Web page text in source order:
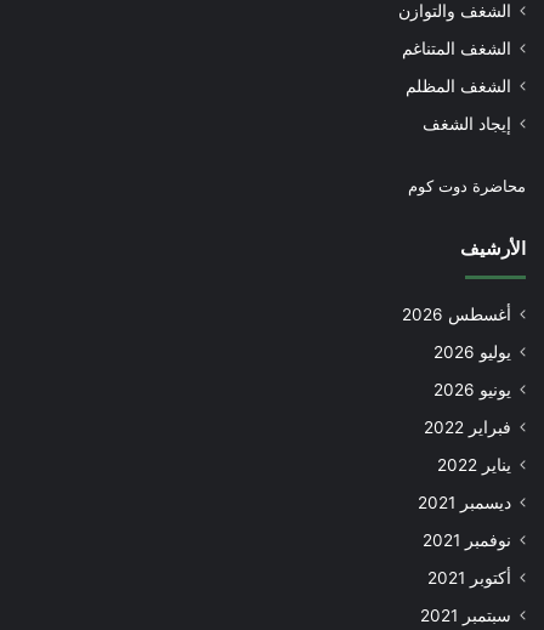
الشغف والتوازن
الشغف المتناغم
الشغف المظلم
إيجاد الشغف
محاضرة دوت كوم
الأرشيف
أغسطس 2026
يوليو 2026
يونيو 2026
فبراير 2022
يناير 2022
ديسمبر 2021
نوفمبر 2021
أكتوبر 2021
سبتمبر 2021